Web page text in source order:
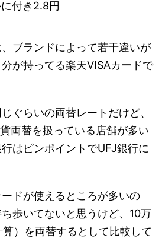
付き2.8円
ブランドによって若干違いが
が持ってる楽天VISAカードで
ぐらいの両替レートだけど、
両替を扱っている店舗が多い
はピンポイントでUFJ銀行に
ドが使えるところが多いの
歩いてないと思うけど、10万
）を両替するとして比較して